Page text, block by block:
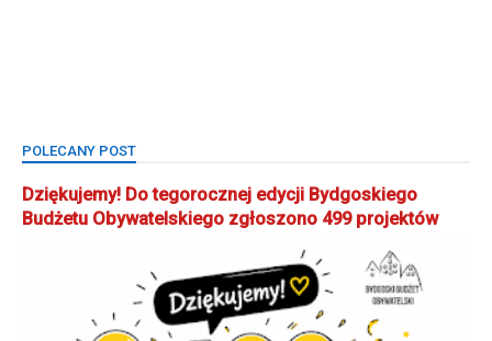
POLECANY POST
Dziękujemy! Do tegorocznej edycji Bydgoskiego
Budżetu Obywatelskiego zgłoszono 499 projektów